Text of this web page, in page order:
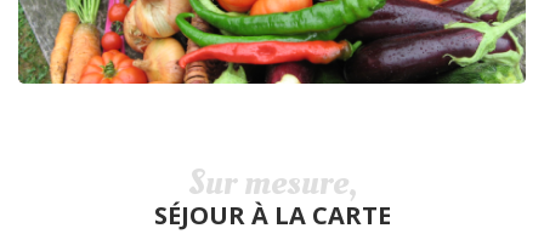
Sur mesure,
SÉJOUR À LA CARTE